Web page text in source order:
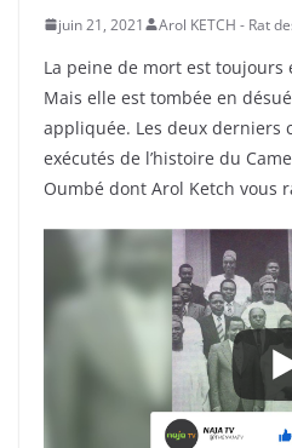
juin 21, 2021 Arol KETCH - Rat
La peine de mort est toujours
Mais elle est tombée en
appliquée. Les deux derniers
exécutés de l’histoire du
Oumbé dont Arol Ketch vous